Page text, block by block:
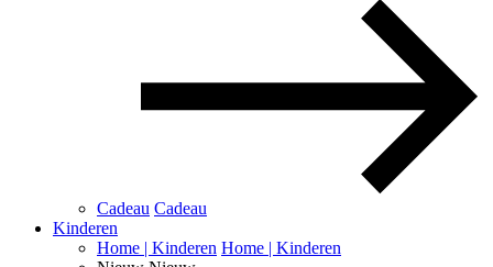
Cadeau Cadeau
Kinderen
Home | Kinderen Home | Kinderen